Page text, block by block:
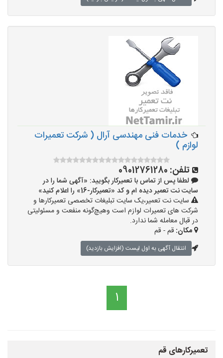
خدمات فنی مهندسی آرال ( شرکت تعمیرات
لوازم )
تلفن: 09012761280
لطفا پس از تماس با تعمیرکار بگویید: «آگهی شما را در
سایت نت تعمیر دیده ام و کد «تعمیرکار-16» را اعلام کنید»
سایت نت تعمیر،یک سایت تبلیغات تخصصی تعمیرکارها و
شرکت های تعمیرات لوازم است وهیچ‌گونه منفعت و مسئولیتی
در قبال معامله شما ندارد.
مکان: قم - قم
انتقال آگهی به اول لیست (افزایش بازدید)
1
تعمیرکارهای قم